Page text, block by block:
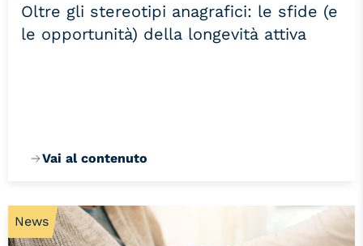
Oltre gli stereotipi anagrafici: le sfide (e
le opportunità) della longevità attiva
Vai al contenuto
News